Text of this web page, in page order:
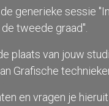
generieke sessie
tweede graad".
plaats van jouw
Grafische
en vragen je